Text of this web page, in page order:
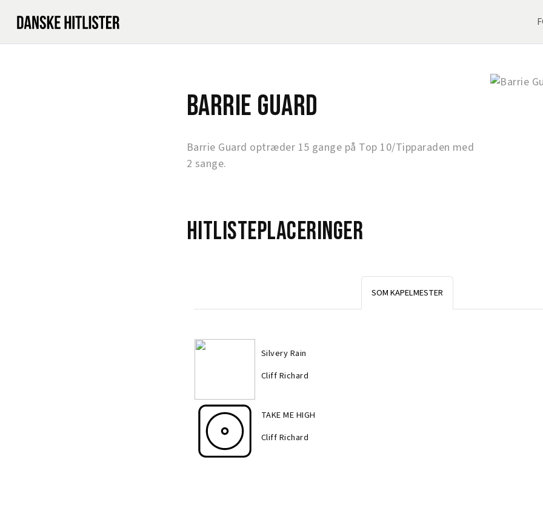
Barrie Guard
Barrie Guard optræder 15 gange på Top 10/Tipparaden med
2 sange.
Hitlisteplaceringer
SOM KAPELMESTER
Silvery Rain
Cliff Richard
TAKE ME HIGH
Cliff Richard